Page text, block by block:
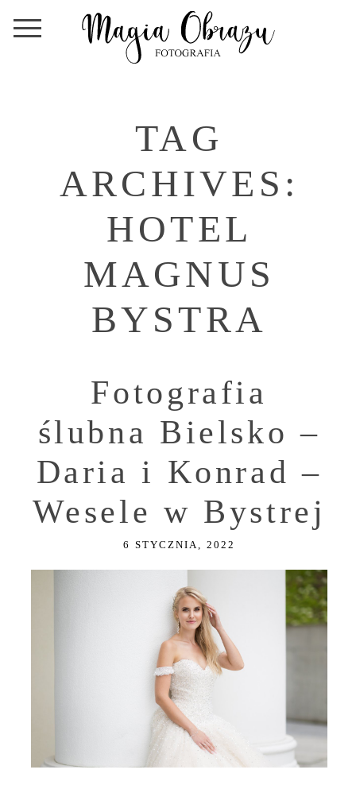
TAG
ARCHIVES:
HOTEL
MAGNUS
BYSTRA
Fotografia
ślubna Bielsko –
Daria i Konrad –
Wesele w Bystrej
6 STYCZNIA, 2022